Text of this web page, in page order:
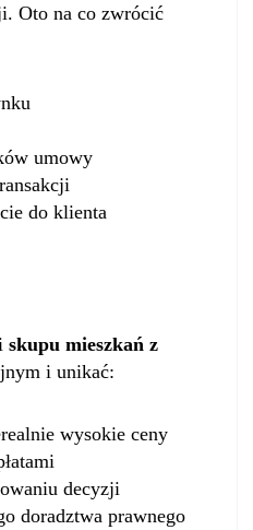
Oto na co zwrócić
umowy
do klienta
skupu mieszkań z
i unikać:
wysokie ceny
decyzji
doradztwa prawnego